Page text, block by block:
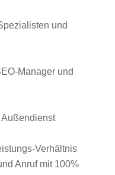
und
Manager und
Verhältnis
Anruf mit 100%